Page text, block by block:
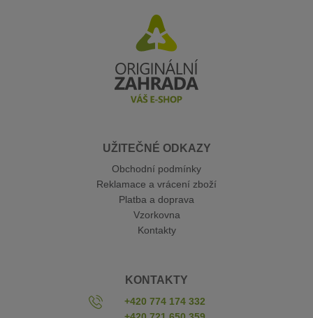
UŽITEČNÉ ODKAZY
Obchodní podmínky
Reklamace a vrácení zboží
Platba a doprava
Vzorkovna
Kontakty
KONTAKTY
+420 774 174 332